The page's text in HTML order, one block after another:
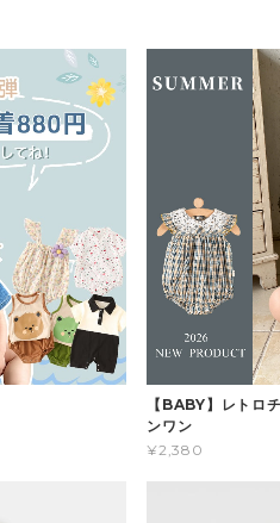
【BABY】レトロ
ンワン
¥2,380